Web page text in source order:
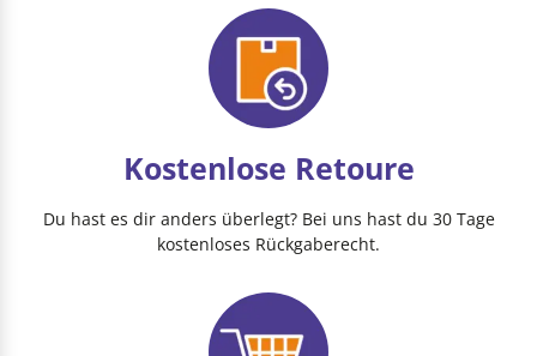
Kostenlose Retoure
Du hast es dir anders überlegt? Bei uns hast du 30 Tage
kostenloses Rückgaberecht.